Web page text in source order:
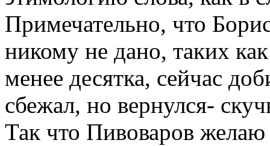
Примечательно, что
никому не дано, таких
менее десятка, сейчас
сбежал, но вернулся-
Так что Пивоваров желаю